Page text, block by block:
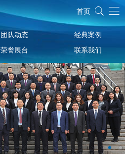
首页
团队动态 经典案例
荣誉展台 联系我们